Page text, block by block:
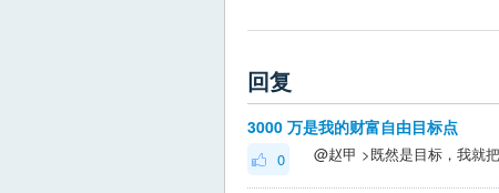
回复
3000 万是我的财富自由目标点
0